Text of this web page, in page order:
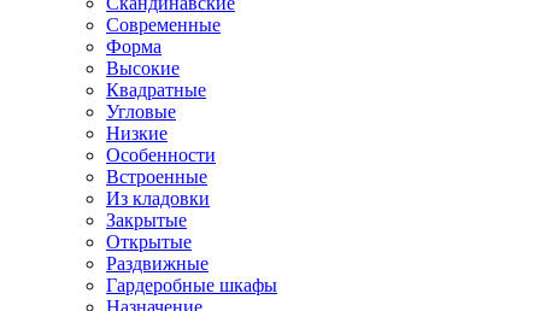
Современные
Форма
Высокие
Квадратные
Угловые
Низкие
Особенности
Встроенные
Из кладовки
Закрытые
Открытые
Раздвижные
Гардеробные шкафы
Назначение